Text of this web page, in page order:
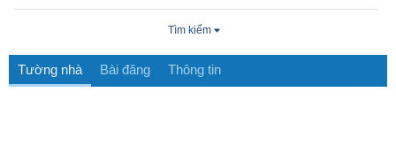
Tìm kiếm
Tường nhà Bài đăng Thông tin